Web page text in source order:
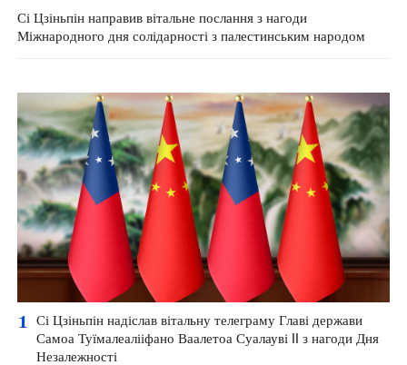
Сі Цзіньпін направив вітальне послання з нагоди
Міжнародного дня солідарності з палестинським народом
1
Сі Цзіньпін надіслав вітальну телеграму Главі держави
Самоа Туїмалеалііфано Ваалетоа Суалауві II з нагоди Дня
Незалежності